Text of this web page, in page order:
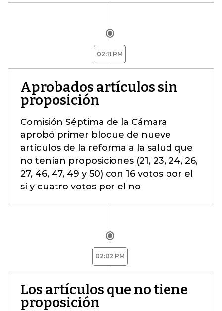
02:11 PM
Aprobados artículos sin
proposición
Comisión Séptima de la Cámara
aprobó primer bloque de nueve
artículos de la reforma a la salud que
no tenían proposiciones (21, 23, 24, 26,
27, 46, 47, 49 y 50) con 16 votos por el
sí y cuatro votos por el no
02:02 PM
Los artículos que no tiene
proposición